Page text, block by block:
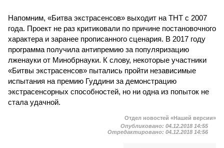
Напомним, «Битва экстрасенсов» выходит на ТНТ с 2007
года. Проект не раз критиковали по причине постановочного
характера и заранее прописанного сценария. В 2017 году
программа получила антипремию за популяризацию
лженауки от Минобрнауки. К слову, некоторые участники
«Битвы экстрасенсов» пытались пройти независимые
испытания на премию Гуддини за демонстрацию
экстрасенсорных способностей, но ни одна из попыток не
стала удачной.
Отдел новостей «Нашей версии»
Опубликовано: 04.12.2018 14:55
Отредактировано: 04.12.2018 14:56